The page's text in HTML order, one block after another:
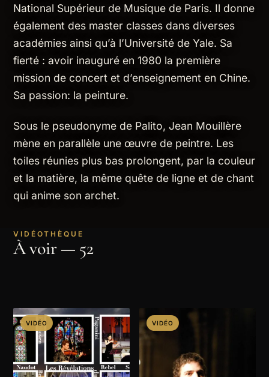
National Supérieur de Musique de Paris. Il donne
également des master classes dans diverses
académies ainsi qu’à l’Université de Yale. Sa
fierté : avoir inauguré en 1980 la première
mission de concert et d’enseignement en Chine.
Sa passion: la peinture.
Sous le pseudonyme de Palito, Jean Mouillère
mène en parallèle une œuvre de peintre. Les
toiles réunies plus bas prolongent, par la couleur
et la matière, la même quête de ligne et de chant
qui anime son archet.
VIDÉOTHÈQUE
À voir — 52
VIDÉO VIDÉO